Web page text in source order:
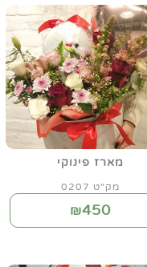
מארז פינוקי
מק"ט 0207
₪450